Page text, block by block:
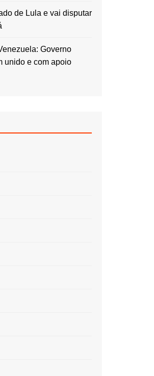
de Lula e vai disputar
Governo
unido e com apoio